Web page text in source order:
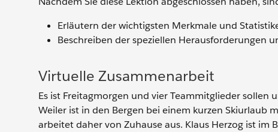
Erläutern der wichtigsten Merkmale und
Beschreiben der speziellen Herausforderungen
Virtuelle Zusammenarbeit
Es ist Freitagmorgen und vier Teammitglieder
Weiler ist in den Bergen bei einem kurzen Skiurlaub
arbeitet daher von Zuhause aus. Klaus Herzog ist